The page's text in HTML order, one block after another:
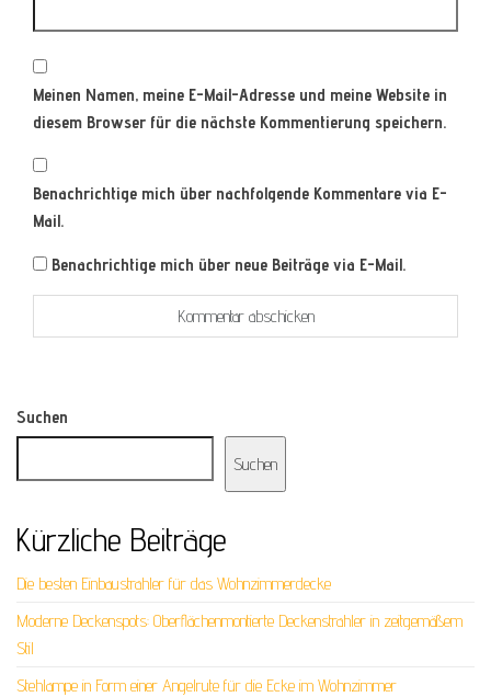
Meinen Namen, meine E-Mail-Adresse und meine Website in
diesem Browser für die nächste Kommentierung speichern.
Benachrichtige mich über nachfolgende Kommentare via E-
Mail.
Benachrichtige mich über neue Beiträge via E-Mail.
Suchen
Suchen
Kürzliche Beiträge
Die besten Einbaustrahler für das Wohnzimmerdecke
Moderne Deckenspots: Oberflächenmontierte Deckenstrahler in zeitgemäßem
Stil
Stehlampe in Form einer Angelrute für die Ecke im Wohnzimmer